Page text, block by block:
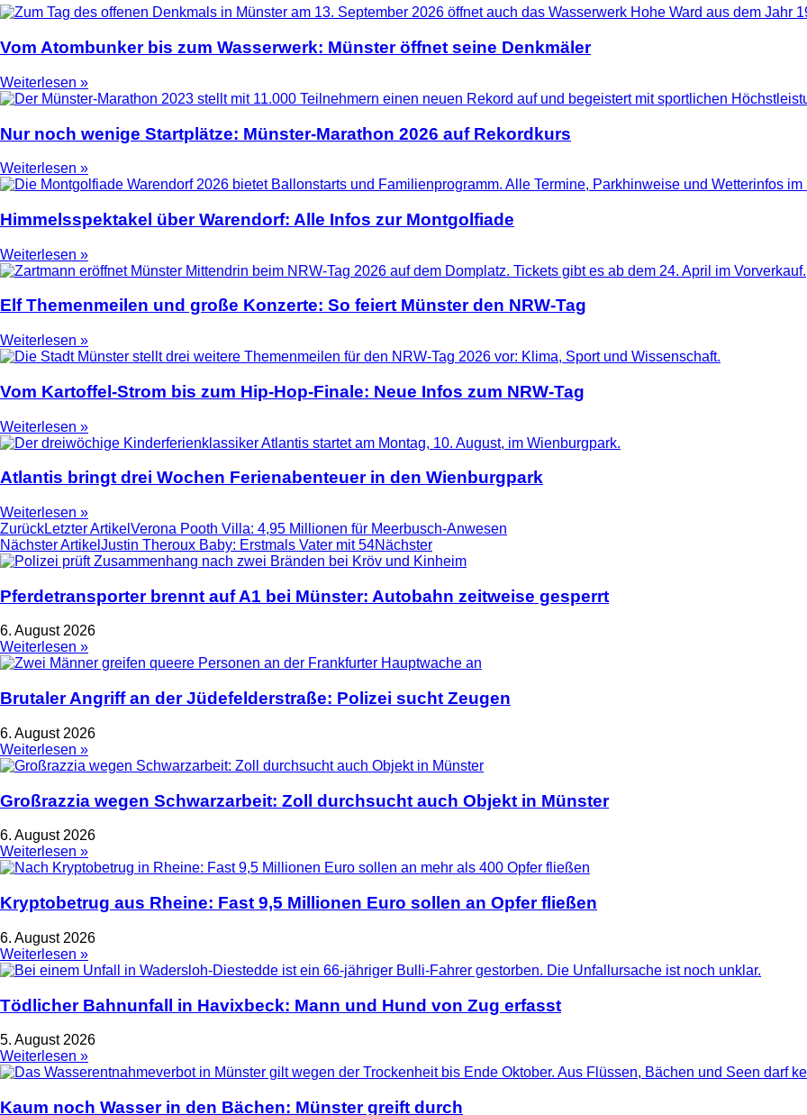
Vom Atombunker bis zum Wasserwerk: Münster öffnet seine Denkmäler
Weiterlesen »
Nur noch wenige Startplätze: Münster-Marathon 2026 auf Rekordkurs
Weiterlesen »
Himmelsspektakel über Warendorf: Alle Infos zur Montgolfiade
Weiterlesen »
Elf Themenmeilen und große Konzerte: So feiert Münster den NRW-Tag
Weiterlesen »
Vom Kartoffel-Strom bis zum Hip-Hop-Finale: Neue Infos zum NRW-Tag
Weiterlesen »
Atlantis bringt drei Wochen Ferienabenteuer in den Wienburgpark
Weiterlesen »
ZurückLetzter Artikel Verona Pooth Villa: 4,95 Millionen für Meerbusch-Anwesen
Nächster Artikel Justin Theroux Baby: Erstmals Vater mit 54Nächster
Pferdetransporter brennt auf A1 bei Münster: Autobahn zeitweise gesperrt
6. August 2026
Weiterlesen »
Brutaler Angriff an der Jüdefelderstraße: Polizei sucht Zeugen
6. August 2026
Weiterlesen »
Großrazzia wegen Schwarzarbeit: Zoll durchsucht auch Objekt in Münster
6. August 2026
Weiterlesen »
Kryptobetrug aus Rheine: Fast 9,5 Millionen Euro sollen an Opfer fließen
6. August 2026
Weiterlesen »
Tödlicher Bahnunfall in Havixbeck: Mann und Hund von Zug erfasst
5. August 2026
Weiterlesen »
Kaum noch Wasser in den Bächen: Münster greift durch